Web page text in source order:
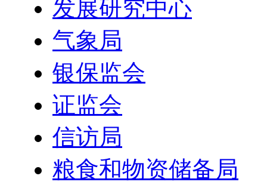
发展研究中心
气象局
银保监会
证监会
信访局
粮食和物资储备局